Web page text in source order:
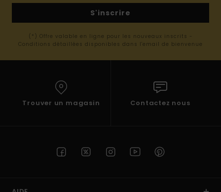
S'inscrire
(*) Offre valable en ligne pour les nouveaux inscrits -
Conditions détaillées disponibles dans l'email de bienvenue
Trouver un magasin Contactez nous